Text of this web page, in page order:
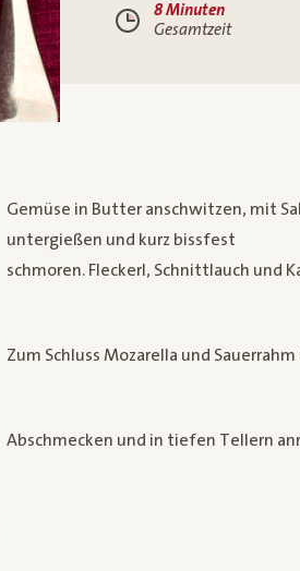
8 Minuten
Gesamtzeit
Gemüse in Butter anschwitzen, mit
untergießen und kurz bissfest
schmoren. Fleckerl, Schnittlauch und
Zum Schluss Mozarella und
Abschmecken und in tiefen Tellern